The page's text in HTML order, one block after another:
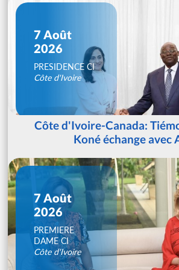
7 Août
2026
PRESIDENCE CI
Côte d'Ivoire
Côte d'Ivoire-Canada:
Koné échange avec
7 Août
2026
PREMIERE
DAME CI
Côte d'Ivoire